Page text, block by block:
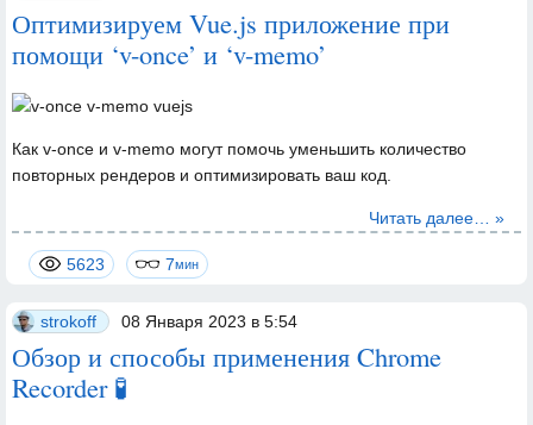
Оптимизируем Vue.js приложение при
помощи ‘v-once’ и ‘v-memo’
Как v-once и v-memo могут помочь уменьшить количество
повторных рендеров и оптимизировать ваш код.
Читать далее… »
5623 7мин
strokoff 08 Января 2023 в 5:54
Обзор и способы применения Chrome
Recorder 🧪